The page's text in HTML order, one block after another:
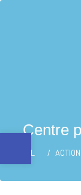
Centre
ACCUEIL
Ouvrir la